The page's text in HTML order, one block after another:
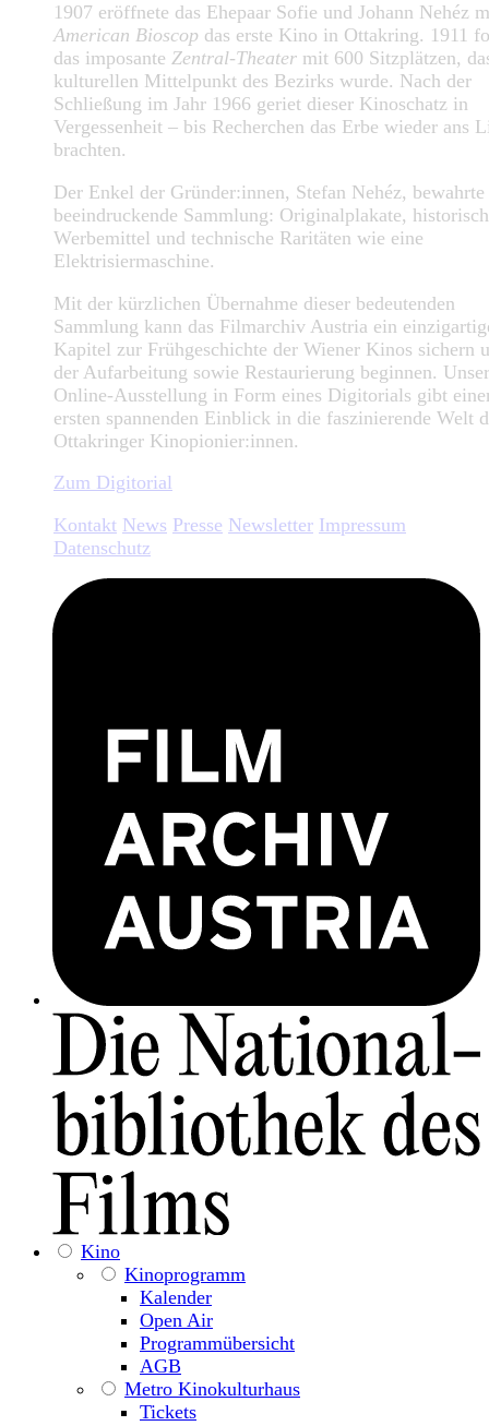
1907 eröffnete das Ehepaar Sofie und Johann Nehéz
American Bioscop das erste Kino in Ottakring. 1911
das imposante Zentral-Theater mit 600 Sitzplätzen,
kulturellen Mittelpunkt des Bezirks wurde. Nach der
Schließung im Jahr 1966 geriet dieser Kinoschatz in
Vergessenheit – bis Recherchen das Erbe wieder ans
brachten.
Der Enkel der Gründer:innen, Stefan Nehéz, bewahrte
beeindruckende Sammlung: Originalplakate,
Werbemittel und technische Raritäten wie eine
Elektrisiermaschine.
Mit der kürzlichen Übernahme dieser bedeutenden
Sammlung kann das Filmarchiv Austria ein
Kapitel zur Frühgeschichte der Wiener Kinos sichern
der Aufarbeitung sowie Restaurierung beginnen.
Online-Ausstellung in Form eines Digitorials gibt
ersten spannenden Einblick in die faszinierende Welt
Ottakringer Kinopionier:innen.
Zum Digitorial
Kontakt News Presse Newsletter Impressum
Datenschutz
Kino
Kinoprogramm
Kalender
Open Air
Programmübersicht
AGB
Metro Kinokulturhaus
Tickets